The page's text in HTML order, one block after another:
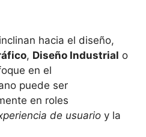
hacia el diseño,
, Diseño Industrial o
en el
puede ser
en roles
de usuario y la